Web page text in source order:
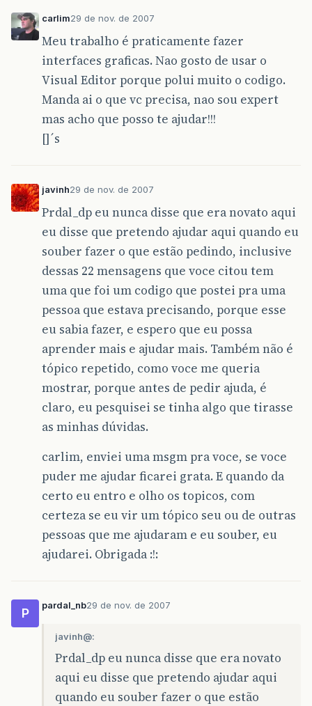
carlim29 de nov. de 2007
Meu trabalho é praticamente fazer
interfaces graficas. Nao gosto de usar o
Visual Editor porque polui muito o codigo.
Manda ai o que vc precisa, nao sou expert
mas acho que posso te ajudar!!!
[]´s
javinh29 de nov. de 2007
Prdal_dp eu nunca disse que era novato aqui
eu disse que pretendo ajudar aqui quando eu
souber fazer o que estão pedindo, inclusive
dessas 22 mensagens que voce citou tem
uma que foi um codigo que postei pra uma
pessoa que estava precisando, porque esse
eu sabia fazer, e espero que eu possa
aprender mais e ajudar mais. Também não é
tópico repetido, como voce me queria
mostrar, porque antes de pedir ajuda, é
claro, eu pesquisei se tinha algo que tirasse
as minhas dúvidas.
carlim, enviei uma msgm pra voce, se voce
puder me ajudar ficarei grata. E quando da
certo eu entro e olho os topicos, com
certeza se eu vir um tópico seu ou de outras
pessoas que me ajudaram e eu souber, eu
ajudarei. Obrigada :!:
P
pardal_nb29 de nov. de 2007
javinh@:
Prdal_dp eu nunca disse que era novato
aqui eu disse que pretendo ajudar aqui
quando eu souber fazer o que estão